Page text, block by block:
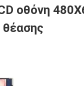
οθόνη
θέασης